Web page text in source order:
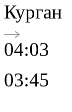
Курган
04:03
03:45